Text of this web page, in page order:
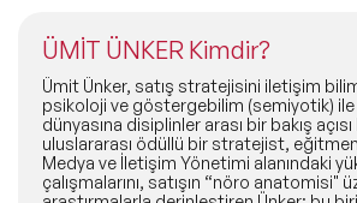
Tüm Konuşmacılar
Ünlü Konuşmacılar
İlham Veren Konuşmacılar
İlham Veren Kadın
Master Class Workshop
Akış Sunumu & Moderasyon
HAKKIMIZDA
Biz Kimiz?
BLOG
ÜMİT ÜNKER Kimdir?
Ümit Ünker, satış stratejisini iletişim
psikoloji ve göstergebilim (semiyotik)
dünyasına disiplinler arası bir bakış
uluslararası ödüllü bir stratejist, eğitmen
Medya ve İletişim Yönetimi alanındaki
çalışmalarını, satışın “nöro anatomisi"